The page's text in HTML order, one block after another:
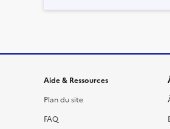
Informations et
Aide & Ressources
Plan du site
FAQ